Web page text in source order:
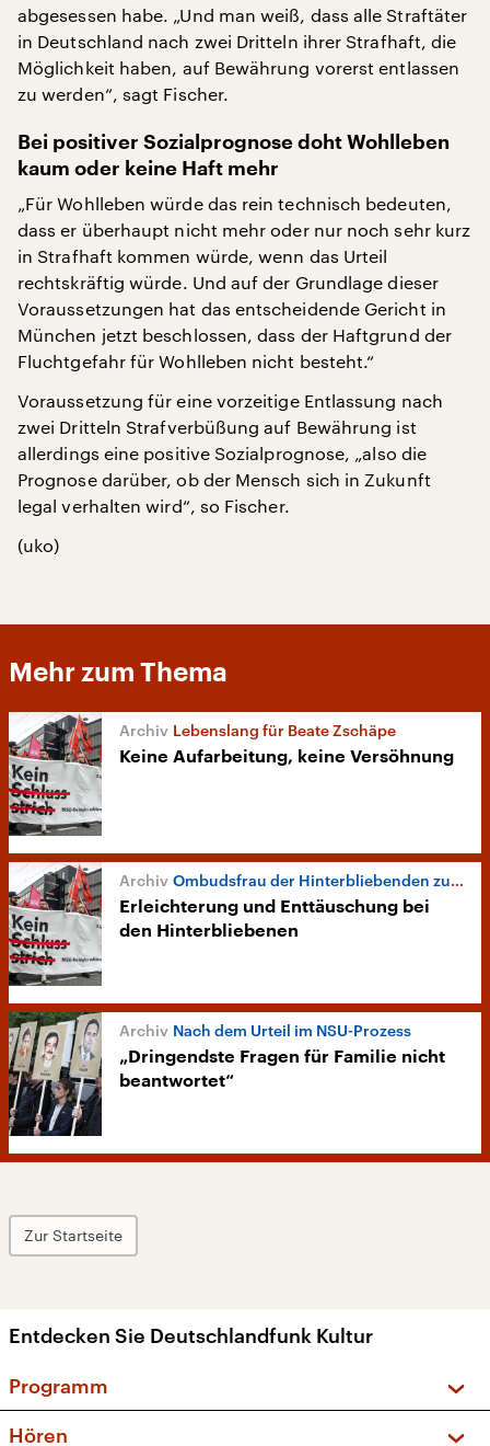
abgesessen habe. „Und man weiß, dass alle Straftäter
in Deutschland nach zwei Dritteln ihrer Strafhaft, die
Möglichkeit haben, auf Bewährung vorerst entlassen
zu werden“, sagt Fischer.
Bei positiver Sozialprognose doht Wohlleben
kaum oder keine Haft mehr
„Für Wohlleben würde das rein technisch bedeuten,
dass er überhaupt nicht mehr oder nur noch sehr kurz
in Strafhaft kommen würde, wenn das Urteil
rechtskräftig würde. Und auf der Grundlage dieser
Voraussetzungen hat das entscheidende Gericht in
München jetzt beschlossen, dass der Haftgrund der
Fluchtgefahr für Wohlleben nicht besteht.“
Voraussetzung für eine vorzeitige Entlassung nach
zwei Dritteln Strafverbüßung auf Bewährung ist
allerdings eine positive Sozialprognose, „also die
Prognose darüber, ob der Mensch sich in Zukunft
legal verhalten wird“, so Fischer.
(uko)
Mehr zum Thema
Lebenslang für Beate Zschäpe
Keine Aufarbeitung, keine Versöhnung
Ombudsfrau der Hinterbliebenden zum NSU-Prozess
Erleichterung und Enttäuschung bei
den Hinterbliebenen
Nach dem Urteil im NSU-Prozess
„Dringendste Fragen für Familie nicht
beantwortet“
Zur Startseite
Entdecken Sie Deutschlandfunk Kultur
Programm
Hören